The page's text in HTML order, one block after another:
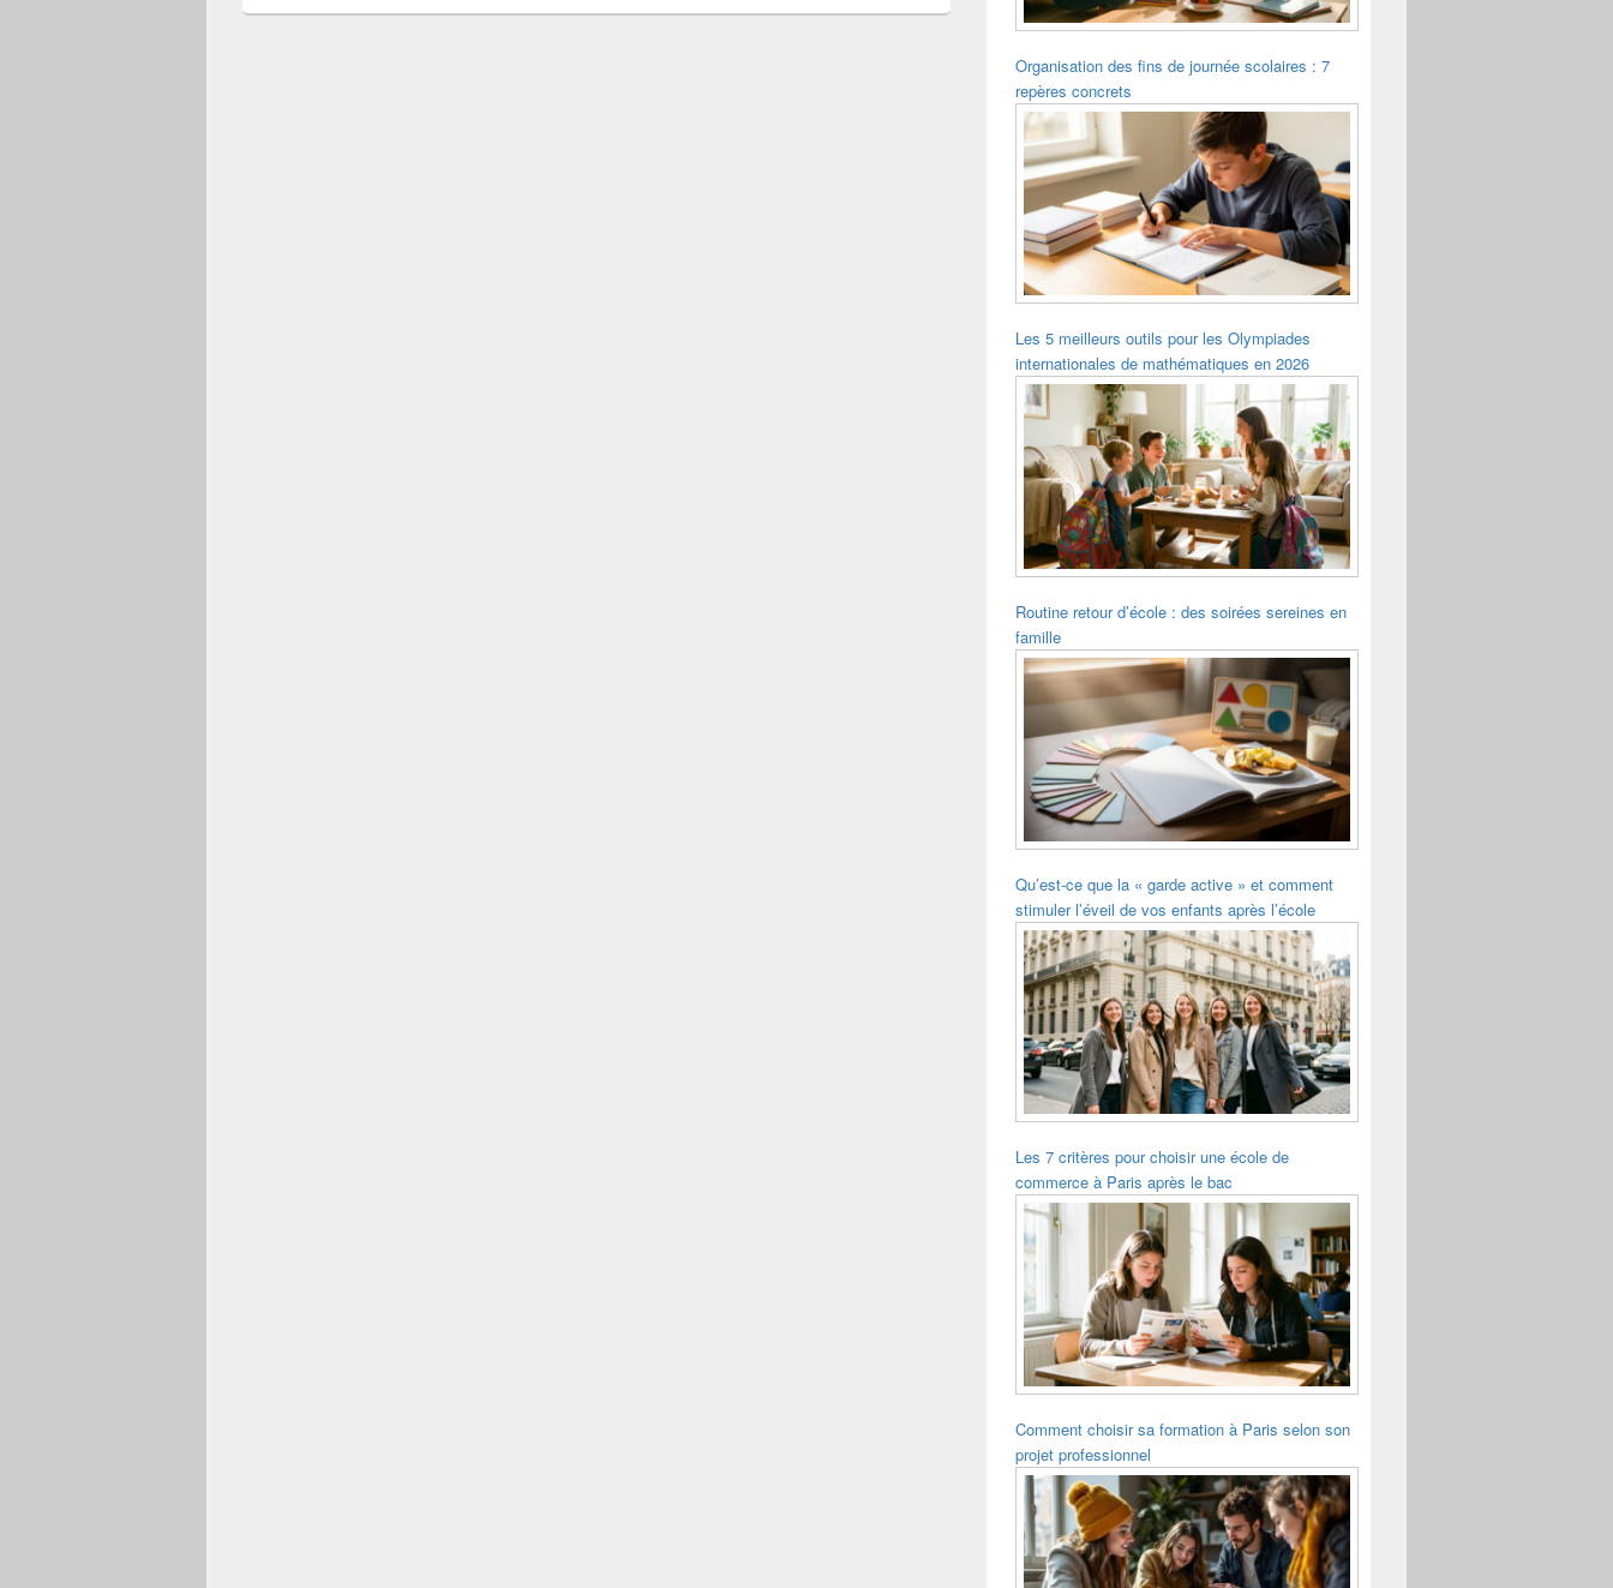
Organisation des fins de journée scolaires : 7
repères concrets
Les 5 meilleurs outils pour les Olympiades
internationales de mathématiques en 2026
Routine retour d’école : des soirées sereines en
famille
Qu’est-ce que la « garde active » et comment
stimuler l’éveil de vos enfants après l’école
Les 7 critères pour choisir une école de
commerce à Paris après le bac
Comment choisir sa formation à Paris selon son
projet professionnel